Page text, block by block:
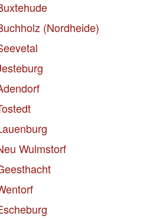
(Nordheide)
Wulmstorf